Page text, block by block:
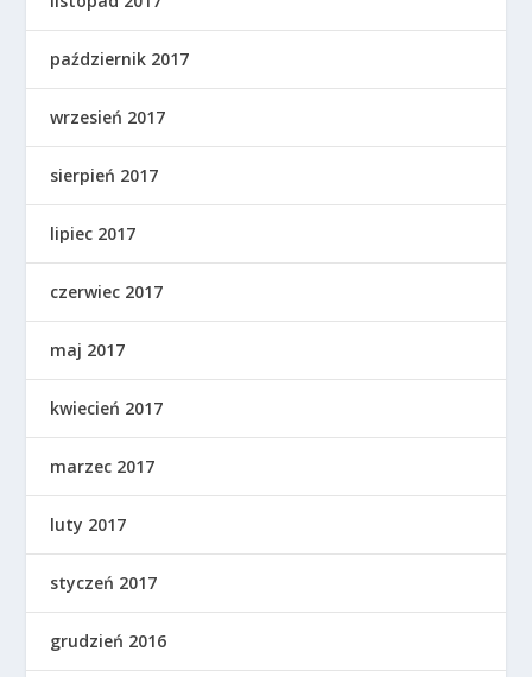
październik 2017
wrzesień 2017
sierpień 2017
lipiec 2017
czerwiec 2017
maj 2017
kwiecień 2017
marzec 2017
luty 2017
styczeń 2017
grudzień 2016